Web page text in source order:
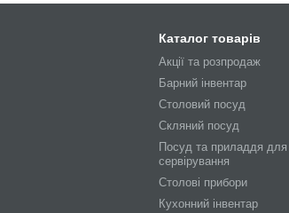
Каталог товарів
Акції та розпродаж
Барний інвентар
Столовий посуд
Скляний посуд
Посуд та приладдя для
сервірування
Столові прибори
Кухонний інвентар